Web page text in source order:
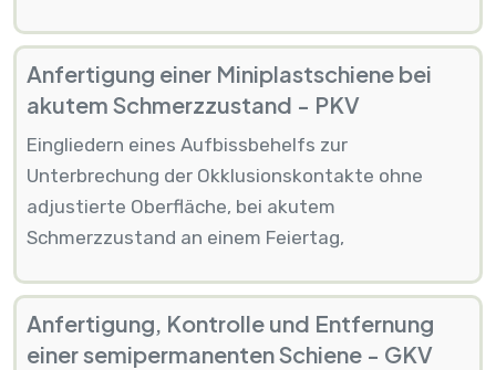
Anfertigung einer Miniplastschiene bei
akutem Schmerzzustand - PKV
Eingliedern eines Aufbissbehelfs zur
Unterbrechung der Okklusionskontakte ohne
adjustierte Oberfläche, bei akutem
Schmerzzustand an einem Feiertag,
Anfertigung, Kontrolle und Entfernung
einer semipermanenten Schiene - GKV